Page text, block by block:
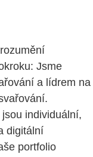
Jsme
a lídrem na
individuální,
digitální
portfolio